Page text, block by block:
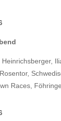
Races,